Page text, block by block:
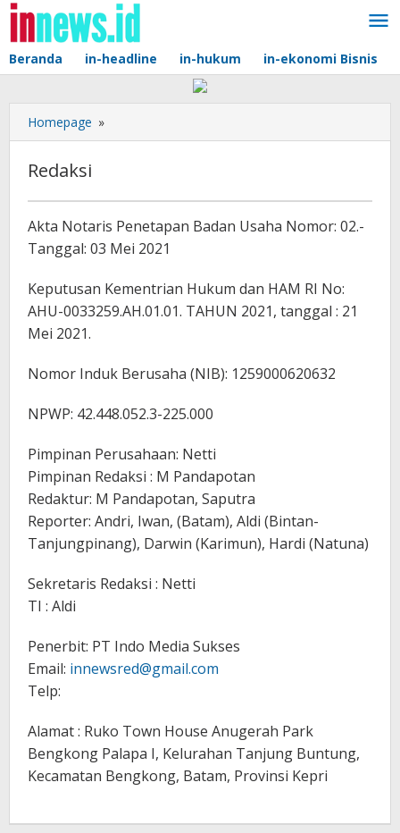
Lewati
konten
Beranda in-headline in-hukum in-ekonomi Bisnis
Homepage »
Redaksi
08/07/2024
oleh
redaksi
Akta Notaris Penetapan Badan Usaha Nomor: 02.-
Tanggal: 03 Mei 2021
Keputusan Kementrian Hukum dan HAM RI No:
AHU-0033259.AH.01.01. TAHUN 2021, tanggal : 21
Mei 2021.
Nomor Induk Berusaha (NIB): 1259000620632
NPWP: 42.448.052.3-225.000
Pimpinan Perusahaan: Netti
Pimpinan Redaksi : M Pandapotan
Redaktur: M Pandapotan, Saputra
Reporter: Andri, Iwan, (Batam), Aldi (Bintan-
Tanjungpinang), Darwin (Karimun), Hardi (Natuna)
Sekretaris Redaksi : Netti
TI : Aldi
Penerbit: PT Indo Media Sukses
Email: innewsred@gmail.com
Telp:
Alamat : Ruko Town House Anugerah Park
Bengkong Palapa I, Kelurahan Tanjung Buntung,
Kecamatan Bengkong, Batam, Provinsi Kepri